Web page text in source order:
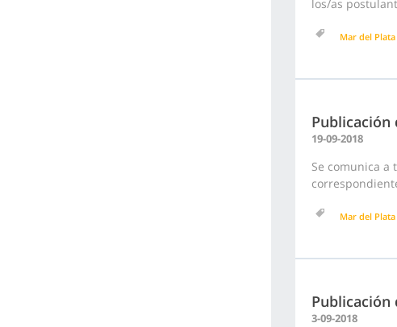
los/as
Mar del Plata
Publicación
19-09-2018
Se comunica a
Mar del Plata
Publicación
3-09-2018